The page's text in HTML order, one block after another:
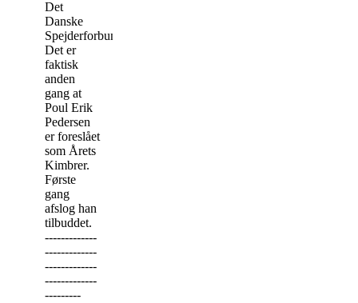
Det
Danske
Spejderforbund.
Det er
faktisk
anden
gang at
Poul Erik
Pedersen
er foreslået
som Årets
Kimbrer.
Første
gang
afslog han
tilbuddet.
-------------
-------------
-------------
-------------
---------